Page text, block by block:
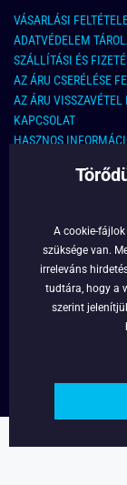
VÁSARLÁSI
ADATVÉDELEM
SZÁLLÍTÁSI ÉS
AZ ÁRU CSERÉLÉSE
AZ ÁRU VISSZAVÉTEL
KAPCSOLAT
HASZNOS
KAPCSOLAT
FONTOS
RÓLUNK
A cookie-
szüksége van.
irreleváns
tudtára, hogy a
szerint